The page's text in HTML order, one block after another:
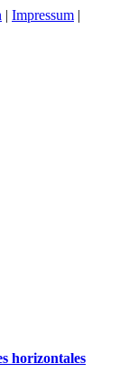
| Impressum |
horizontales